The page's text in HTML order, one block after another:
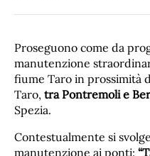
Proseguono come da
manutenzione
fiume Taro in prossimità
Taro, tra Pontremoli e
Spezia.
Contestualmente si
manutenzione ai ponti: